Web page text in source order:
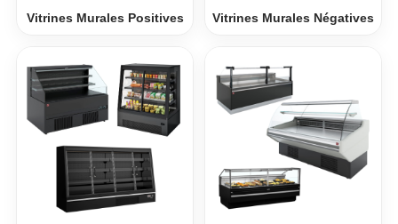
Vitrines Murales Positives Vitrines Murales Négatives